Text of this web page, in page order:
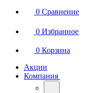
0 Сравнение
0 Избранное
0 Корзина
Акции
Компания